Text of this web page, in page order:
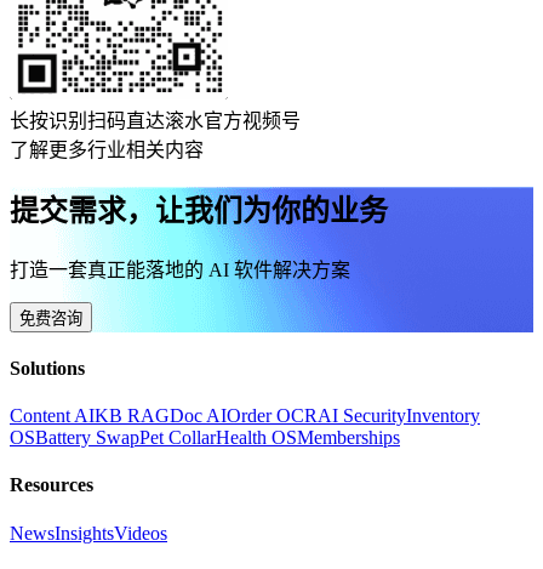
长按识别扫码直达滚水官方视频号
了解更多行业相关内容
提交需求，让我们为你的业务
打造一套真正能落地的 AI 软件解决方案
免费咨询
Solutions
Content AIKB RAGDoc AIOrder OCRAI SecurityInventory
OSBattery SwapPet CollarHealth OSMemberships
Resources
NewsInsightsVideos